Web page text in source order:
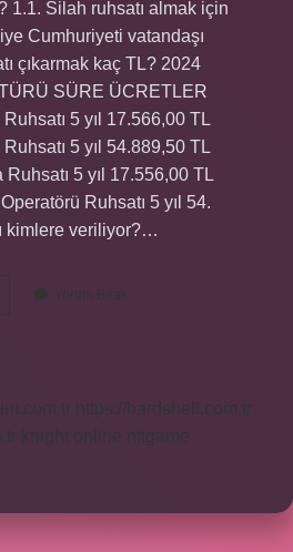
1.1. Silah ruhsatı almak için
Cumhuriyeti vatandaşı
çıkarmak kaç TL? 2024
SÜRE ÜCRETLER
5 yıl 17.566,00 TL
5 yıl 54.889,50 TL
5 yıl 17.556,00 TL
Ruhsatı 5 yıl 54.
kimlere veriliyor?…
Yorum Bırak
https://hardshell.com.tr
knight online
nttgame